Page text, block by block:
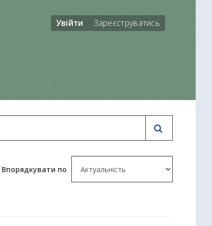
Увійти Зареєструватись
Впорядкувати по